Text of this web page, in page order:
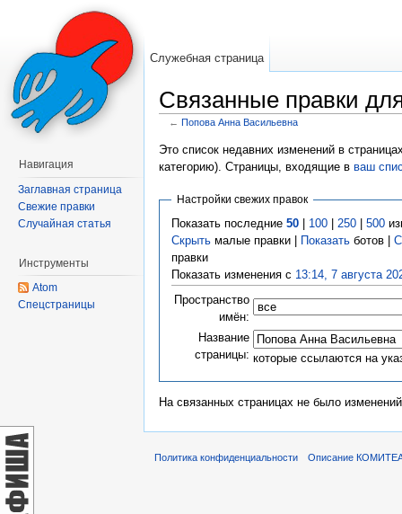
Связанные правки
← Попова Анна Васильевна
Это список недавних изменений в
категорию). Страницы, входящие в ваш
Настройки свежих правок
Показать последние 50| 100| 250| 500
Скрытьмалые правки | Показатьботов |
правки
Показать изменения с 13:14, 7 августа
Пространство
имён:
Название
страницы: которые ссылаются на
На связанных страницах не было
Служебная страница
Навигация
Заглавная страница
Свежие правки
Случайная статья
Инструменты
Atom
Спецстраницы
Политика конфиденциальности Описание